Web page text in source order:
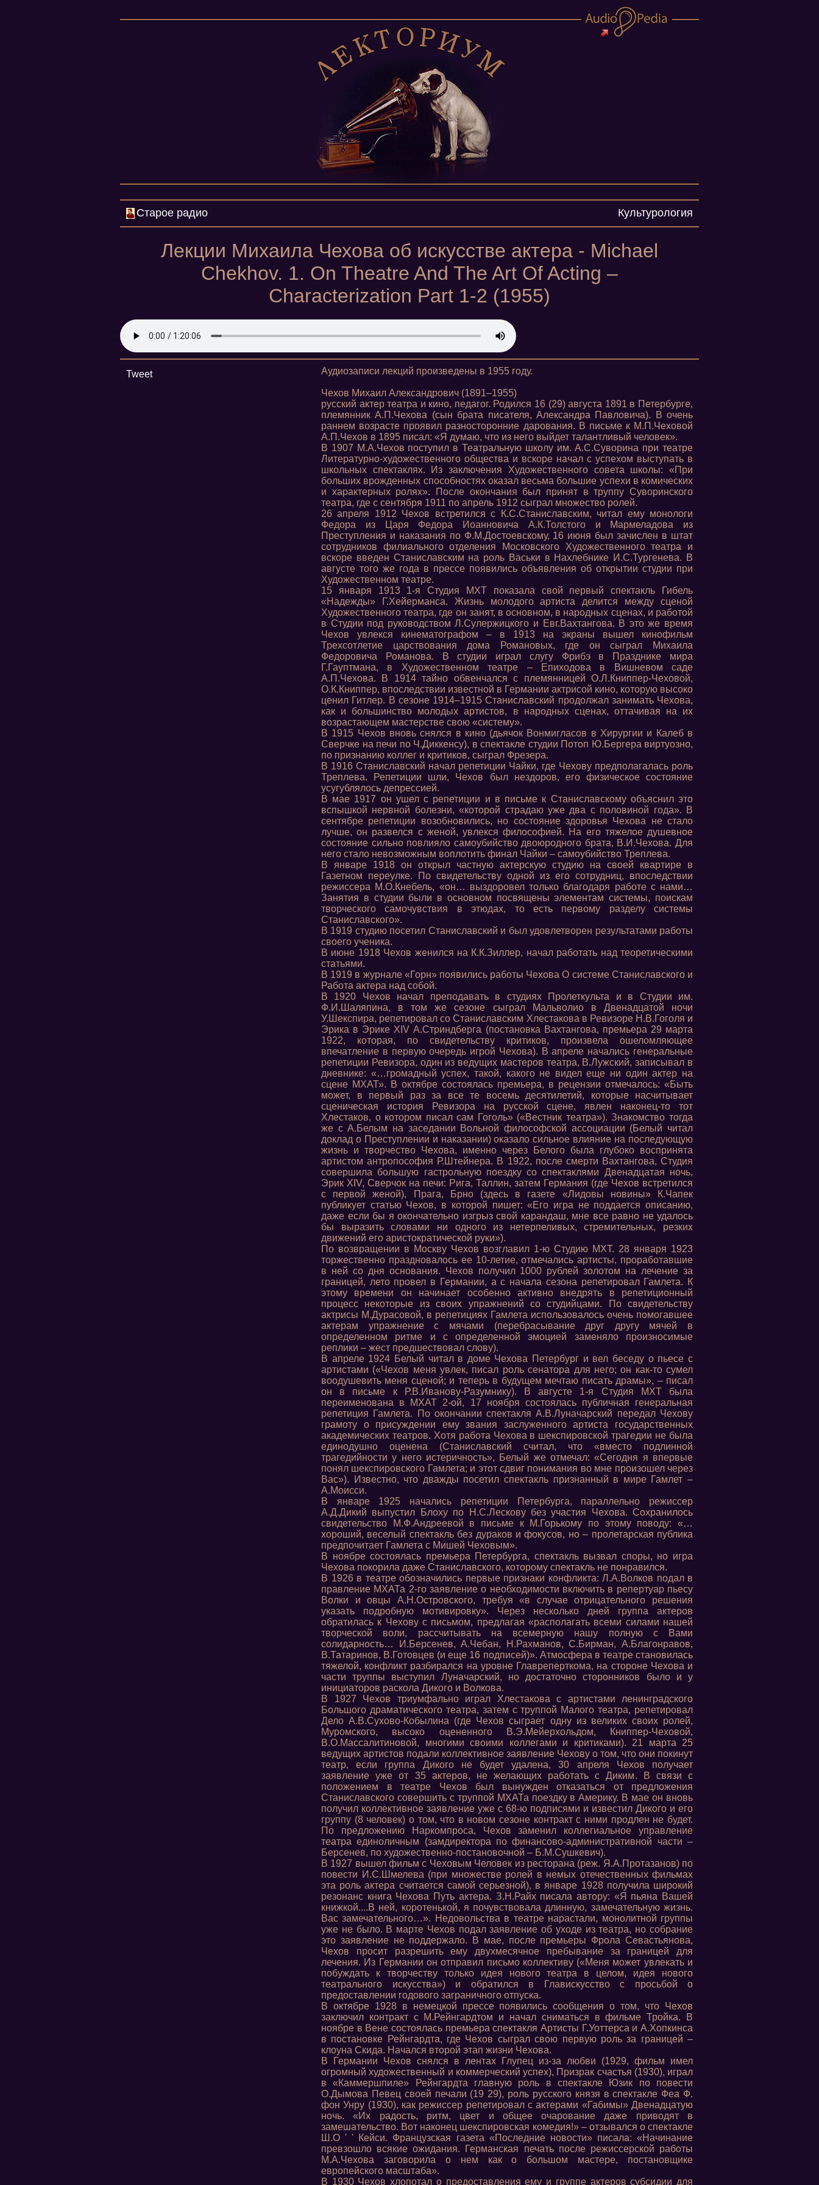
Старое радио Культурология
Лекции Михаила Чехова об искусстве актера - Michael
Chekhov. 1. On Theatre And The Art Of Acting –
Characterization Part 1-2 (1955)
Tweet Аудиозаписи лекций произведены в 1955 году.
Чехов Михаил Александрович (1891–1955)
русский актер театра и кино, педагог. Родился 16 (29) августа 1891 в Петербурге,
племянник А.П.Чехова (сын брата писателя, Александра Павловича). В очень
раннем возрасте проявил разносторонние дарования. В письме к М.П.Чеховой
А.П.Чехов в 1895 писал: «Я думаю, что из него выйдет талантливый человек».
В 1907 М.А.Чехов поступил в Театральную школу им. А.С.Суворина при театре
Литературно-художественного общества и вскоре начал с успехом выступать в
школьных спектаклях. Из заключения Художественного совета школы: «При
больших врожденных способностях оказал весьма большие успехи в комических
и характерных ролях». После окончания был принят в труппу Суворинского
театра, где с сентября 1911 по апрель 1912 сыграл множество ролей.
26 апреля 1912 Чехов встретился с К.С.Станиславским, читал ему монологи
Федора из Царя Федора Иоанновича А.К.Толстого и Мармеладова из
Преступления и наказания по Ф.М.Достоевскому, 16 июня был зачислен в штат
сотрудников филиального отделения Московского Художественного театра и
вскоре введен Станиславским на роль Васьки в Нахлебнике И.С.Тургенева. В
августе того же года в прессе появились объявления об открытии студии при
Художественном театре.
15 января 1913 1-я Студия МХТ показала свой первый спектакль Гибель
«Надежды» Г.Хейерманса. Жизнь молодого артиста делится между сценой
Художественного театра, где он занят, в основном, в народных сценах, и работой
в Студии под руководством Л.Сулержицкого и Евг.Вахтангова. В это же время
Чехов увлекся кинематографом – в 1913 на экраны вышел кинофильм
Трехсотлетие царствования дома Романовых, где он сыграл Михаила
Федоровича Романова. В студии играл слугу Фрибэ в Празднике мира
Г.Гауптмана, в Художественном театре – Епиходова в Вишневом саде
А.П.Чехова. В 1914 тайно обвенчался с племянницей О.Л.Книппер-Чеховой,
О.К.Книппер, впоследствии известной в Германии актрисой кино, которую высоко
ценил Гитлер. В сезоне 1914–1915 Станиславский продолжал занимать Чехова,
как и большинство молодых артистов, в народных сценах, оттачивая на их
возрастающем мастерстве свою «систему».
В 1915 Чехов вновь снялся в кино (дьячок Вонмигласов в Хирургии и Калеб в
Сверчке на печи по Ч.Диккенсу), в спектакле студии Потоп Ю.Бергера виртуозно,
по признанию коллег и критиков, сыграл Фрезера.
В 1916 Станиславский начал репетиции Чайки, где Чехову предполагалась роль
Треплева. Репетиции шли, Чехов был нездоров, его физическое состояние
усугублялось депрессией.
В мае 1917 он ушел с репетиции и в письме к Станиславскому объяснил это
вспышкой нервной болезни, «которой страдаю уже два с половиной года». В
сентябре репетиции возобновились, но состояние здоровья Чехова не стало
лучше, он развелся с женой, увлекся философией. На его тяжелое душевное
состояние сильно повлияло самоубийство двоюродного брата, В.И.Чехова. Для
него стало невозможным воплотить финал Чайки – самоубийство Треплева.
В январе 1918 он открыл частную актерскую студию на своей квартире в
Газетном переулке. По свидетельству одной из его сотрудниц, впоследствии
режиссера М.О.Кнебель, «он… выздоровел только благодаря работе с нами…
Занятия в студии были в основном посвящены элементам системы, поискам
творческого самочувствия в этюдах, то есть первому разделу системы
Станиславского».
В 1919 студию посетил Станиславский и был удовлетворен результатами работы
своего ученика.
В июне 1918 Чехов женился на К.К.Зиллер, начал работать над теоретическими
статьями.
В 1919 в журнале «Горн» появились работы Чехова О системе Станиславского и
Работа актера над собой.
В 1920 Чехов начал преподавать в студиях Пролеткульта и в Студии им.
Ф.И.Шаляпина, в том же сезоне сыграл Мальволио в Двенадцатой ночи
У.Шекспира, репетировал со Станиславским Хлестакова в Ревизоре Н.В.Гоголя и
Эрика в Эрике XIV А.Стриндберга (постановка Вахтангова, премьера 29 марта
1922, которая, по свидетельству критиков, произвела ошеломляющее
впечатление в первую очередь игрой Чехова). В апреле начались генеральные
репетиции Ревизора, один из ведущих мастеров театра, В.Лужский, записывал в
дневнике: «…громадный успех, такой, какого не видел еще ни один актер на
сцене МХАТ». В октябре состоялась премьера, в рецензии отмечалось: «Быть
может, в первый раз за все те восемь десятилетий, которые насчитывает
сценическая история Ревизора на русской сцене, явлен наконец-то тот
Хлестаков, о котором писал сам Гоголь» («Вестник театра»). Знакомство тогда
же с А.Белым на заседании Вольной философской ассоциации (Белый читал
доклад о Преступлении и наказании) оказало сильное влияние на последующую
жизнь и творчество Чехова, именно через Белого была глубоко воспринята
артистом антропософия Р.Штейнера. В 1922, после смерти Вахтангова, Студия
совершила большую гастрольную поездку со спектаклями Двенадцатая ночь,
Эрик XIV, Сверчок на печи: Рига, Таллин, затем Германия (где Чехов встретился
с первой женой), Прага, Брно (здесь в газете «Лидовы новины» К.Чапек
публикует статью Чехов, в которой пишет: «Его игра не поддается описанию,
даже если бы я окончательно изгрыз свой карандаш, мне все равно не удалось
бы выразить словами ни одного из нетерпеливых, стремительных, резких
движений его аристократической руки»).
По возвращении в Москву Чехов возглавил 1-ю Студию МХТ. 28 января 1923
торжественно праздновалось ее 10-летие, отмечались артисты, проработавшие
в ней со дня основания. Чехов получил 1000 рублей золотом на лечение за
границей, лето провел в Германии, а с начала сезона репетировал Гамлета. К
этому времени он начинает особенно активно внедрять в репетиционный
процесс некоторые из своих упражнений со студийцами. По свидетельству
актрисы М.Дурасовой, в репетициях Гамлета использовалось очень помогавшее
актерам упражнение с мячами (перебрасывание друг другу мячей в
определенном ритме и с определенной эмоцией заменяло произносимые
реплики – жест предшествовал слову).
В апреле 1924 Белый читал в доме Чехова Петербург и вел беседу о пьесе с
артистами («Чехов меня увлек, писал роль сенатора для него; он как-то сумел
воодушевить меня сценой; и теперь в будущем мечтаю писать драмы», – писал
он в письме к Р.В.Иванову-Разумнику). В августе 1-я Студия МХТ была
переименована в МХАТ 2-ой, 17 ноября состоялась публичная генеральная
репетиция Гамлета. По окончании спектакля А.В.Луначарский передал Чехову
грамоту о присуждении ему звания заслуженного артиста государственных
академических театров. Хотя работа Чехова в шекспировской трагедии не была
единодушно оценена (Станиславский считал, что «вместо подлинной
трагедийности у него истеричность», Белый же отмечал: «Сегодня я впервые
понял шекспировского Гамлета; и этот сдвиг понимания во мне произошел через
Вас»). Известно, что дважды посетил спектакль признанный в мире Гамлет –
А.Моисси.
В январе 1925 начались репетиции Петербурга, параллельно режиссер
А.Д.Дикий выпустил Блоху по Н.С.Лескову без участия Чехова. Сохранилось
свидетельство М.Ф.Андреевой в письме к М.Горькому по этому поводу: «…
хороший, веселый спектакль без дураков и фокусов, но – пролетарская публика
предпочитает Гамлета с Мишей Чеховым».
В ноябре состоялась премьера Петербурга, спектакль вызвал споры, но игра
Чехова покорила даже Станиславского, которому спектакль не понравился.
В 1926 в театре обозначились первые признаки конфликта: Л.А.Волков подал в
правление МХАТа 2-го заявление о необходимости включить в репертуар пьесу
Волки и овцы А.Н.Островского, требуя «в случае отрицательного решения
указать подробную мотивировку». Через несколько дней группа актеров
обратилась к Чехову с письмом, предлагая «располагать всеми силами нашей
творческой воли, рассчитывать на всемерную нашу полную с Вами
солидарность… И.Берсенев, А.Чебан, Н.Рахманов, С.Бирман, А.Благонравов,
В.Татаринов, В.Готовцев (и еще 16 подписей)». Атмосфера в театре становилась
тяжелой, конфликт разбирался на уровне Главреперткома, на стороне Чехова и
части труппы выступил Луначарский, но достаточно сторонников было и у
инициаторов раскола Дикого и Волкова.
В 1927 Чехов триумфально играл Хлестакова с артистами ленинградского
Большого драматического театра, затем с труппой Малого театра, репетировал
Дело А.В.Сухово-Кобылина (где Чехов сыграет одну из великих своих ролей,
Муромского, высоко оцененного В.Э.Мейерхольдом, Книппер-Чеховой,
В.О.Массалитиновой, многими своими коллегами и критиками). 21 марта 25
ведущих артистов подали коллективное заявление Чехову о том, что они покинут
театр, если группа Дикого не будет удалена, 30 апреля Чехов получает
заявление уже от 35 актеров, не желающих работать с Диким. В связи с
положением в театре Чехов был вынужден отказаться от предложения
Станиславского совершить с труппой МХАТа поездку в Америку. В мае он вновь
получил коллективное заявление уже с 68-ю подписями и известил Дикого и его
группу (8 человек) о том, что в новом сезоне контракт с ними продлен не будет.
По предложению Наркомпроса, Чехов заменил коллегиальное управление
театра единоличным (замдиректора по финансово-административной части –
Берсенев, по художественно-постановочной – Б.М.Сушкевич).
В 1927 вышел фильм с Чеховым Человек из ресторана (реж. Я.А.Протазанов) по
повести И.С.Шмелева (при множестве ролей в немых отечественных фильмах
эта роль актера считается самой серьезной), в январе 1928 получила широкий
резонанс книга Чехова Путь актера. З.Н.Райх писала автору: «Я пьяна Вашей
книжкой....В ней, коротенькой, я почувствовала длинную, замечательную жизнь.
Вас замечательного…». Недовольства в театре нарастали, монолитной группы
уже не было. В марте Чехов подал заявление об уходе из театра, но собрание
это заявление не поддержало. В мае, после премьеры Фрола Севастьянова,
Чехов просит разрешить ему двухмесячное пребывание за границей для
лечения. Из Германии он отправил письмо коллективу («Меня может увлекать и
побуждать к творчеству только идея нового театра в целом, идея нового
театрального искусства») и обратился в Главискусство с просьбой о
предоставлении годового заграничного отпуска.
В октябре 1928 в немецкой прессе появились сообщения о том, что Чехов
заключил контракт с М.Рейнгардтом и начал сниматься в фильме Тройка. В
ноябре в Вене состоялась премьера спектакля Артисты Г.Уоттерса и А.Хопкинса
в постановке Рейнгардта, где Чехов сыграл свою первую роль за границей –
клоуна Скида. Начался второй этап жизни Чехова.
В Германии Чехов снялся в лентах Глупец из-за любви (1929, фильм имел
огромный художественный и коммерческий успех), Призрак счастья (1930), играл
в «Каммершпиле» Рейнгардта главную роль в спектакле Юзик по повести
О.Дымова Певец своей печали (19 29), роль русского князя в спектакле Феа Ф.
фон Унру (1930), как режиссер репетировал с актерами «Габимы» Двенадцатую
ночь. «Их радость, ритм, цвет и общее очарование даже приводят в
замешательство. Вот наконец шекспировская комедия!» – отзывался о спектакле
Ш.О ' ' Кейси. Французская газета «Последние новости» писала: «Начинание
превзошло всякие ожидания. Германская печать после режиссерской работы
М.А.Чехова заговорила о нем как о большом мастере, постановщике
европейского масштаба».
В 1930 Чехов хлопотал о предоставления ему и группе актеров субсидии для